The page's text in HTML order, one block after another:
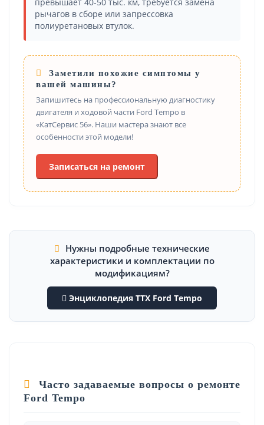
превышает 40-50 тыс. км, требуется замена
рычагов в сборе или запрессовка
полиуретановых втулок.
Заметили похожие симптомы у
вашей машины?
Запишитесь на профессиональную диагностику
двигателя и ходовой части Ford Tempo в
«КатСервис 56». Наши мастера знают все
особенности этой модели!
Записаться на ремонт
Нужны подробные технические
характеристики и комплектации по
модификациям?
Энциклопедия ТТХ Ford Tempo
Часто задаваемые вопросы о ремонте
Ford Tempo